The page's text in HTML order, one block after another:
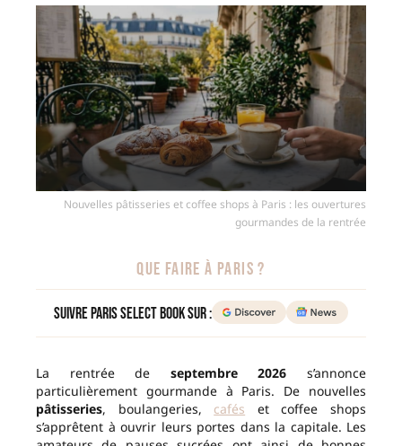
Nouvelles pâtisseries et coffee shops à Paris : les ouvertures
gourmandes de la rentrée
QUE FAIRE À PARIS ?
Suivre Paris Select Book sur :
La rentrée de septembre 2026 s’annonce
particulièrement gourmande à Paris. De nouvelles
pâtisseries, boulangeries, cafés et coffee shops
s’apprêtent à ouvrir leurs portes dans la capitale. Les